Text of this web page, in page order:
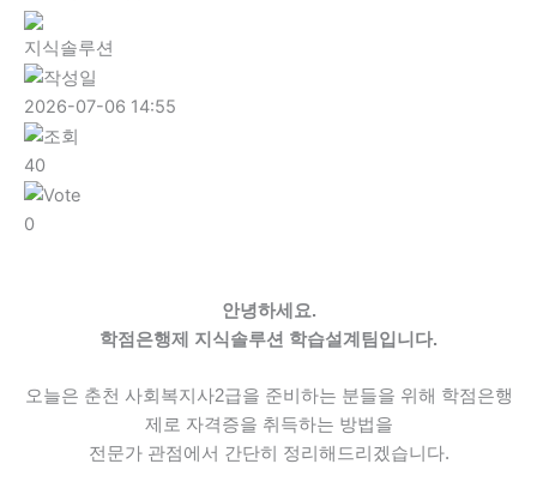
지식솔루션
2026-07-06 14:55
40
0
안녕하세요.
학점은행제 지식솔루션 학습설계팀입니다.
오늘은 춘천 사회복지사2급을 준비하는 분들을 위해 학점은행
제로 자격증을 취득하는 방법을
전문가 관점에서 간단히 정리해드리겠습니다.